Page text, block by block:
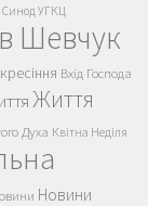
Синод УГКЦ
Шевчук
Вхід Господа
Життя
Духа Квітна Неділя
Новини